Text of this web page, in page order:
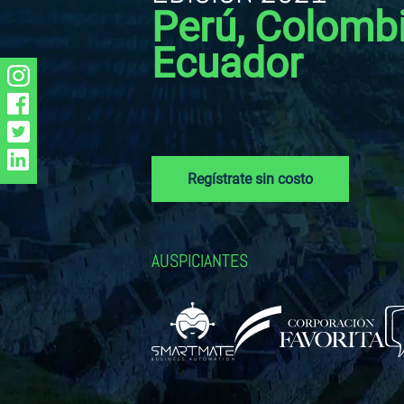
Perú,
Ecuador
Regístrate sin costo
AUSPICIANTES